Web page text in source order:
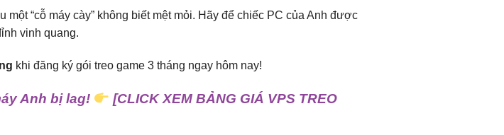
“cỗ máy cày” không biết mệt mỏi. Hãy để chiếc PC của Anh được
vinh quang.
khi đăng ký gói treo game 3 tháng ngay hôm nay!
Anh bị lag!
[CLICK XEM BẢNG GIÁ VPS TREO